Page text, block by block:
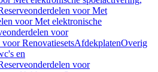
voor Met
voor Met elektronische
voor
RenovatiesetsAfdekplatenOverig
en
voor